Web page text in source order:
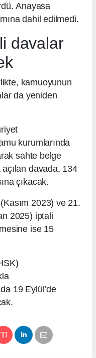
Anayasa
dahil edilmedi.
davalar
kamuoyunun
da yeniden
kurumlarında
sahte belge
davada, 134
çıkacak.
2023) ve 21.
2025) iptali
ise 15
19 Eylül’de